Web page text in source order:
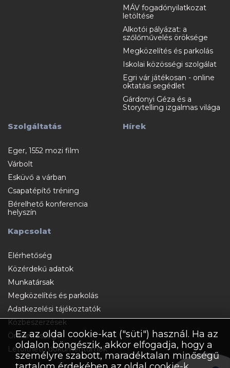
Ez az oldal cookie-kat ("süti") használ. Ha az
oldalon böngészik, akkor elfogadja, hogy a
személyre szabott, maradéktalan minőségű
MÁV fogadónyilatkozat
letöltése
Alkotói pályázat: a
szőlőművelés öröksége
Megközelítés és parkolás
Iskolai közösségi szolgálat
Egri vár játékosan - online
oktatási segédlet
Gárdonyi Géza és a
Storytelling izgalmas világa
Szolgáltatás
Eger, 1552 mozi film
Várbolt
Esküvő a várban
Csapatépítő tréning
Bérelhető konferencia
helyszín
Hírek
Kapcsolat
Elérhetőség
Közérdekű adatok
Munkatársak
Megközelítés és parkolás
Adatkezelési tájékoztatók
Közbeszerzések
Önkéntesség
Letölthető dokumentumok